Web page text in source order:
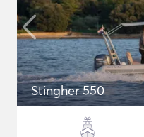
Stingher 550